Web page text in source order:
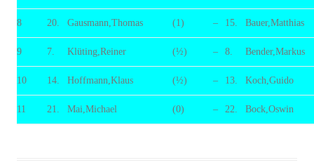
8 20. Gausmann,Thomas (1) – 15. Bauer,Matthias
9 7. Klüting,Reiner (½) – 8. Bender,Markus
10 14. Hoffmann,Klaus (½) – 13. Koch,Guido
11 21. Mai,Michael (0) – 22. Bock,Oswin